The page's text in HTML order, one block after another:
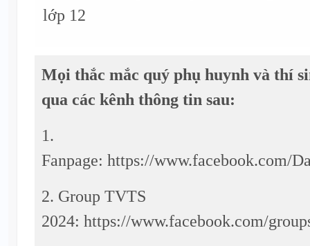
lớp 12
Mọi thắc mắc quý phụ huynh và thí
qua các kênh thông tin sau:
1.
Fanpage: https://www.facebook.com/
2. Group TVTS
2024: https://www.facebook.com/